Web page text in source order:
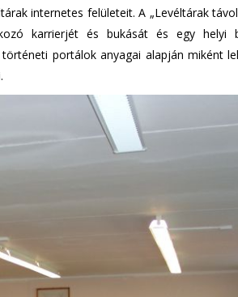
internetes felületeit. A „Levéltárak
karrierjét és bukását és egy helyi
portálok anyagai alapján miként